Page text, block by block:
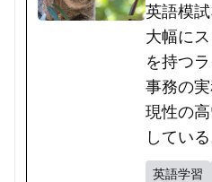
英語模
大幅に
を持つ
事務の
現性の
している
英語学習